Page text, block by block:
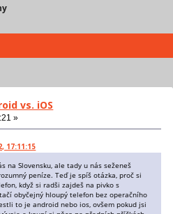
vs. iOS
»
17:11:15
na Slovensku, ale tady u nás seženeš
peníze. Teď je spíš otázka, proč si
když si radši zajdeš na pivko s
obyčejný hloupý telefon bez operačního
to je android nebo ios, ovšem pokud jsi